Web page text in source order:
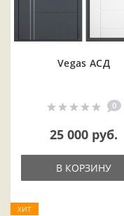
Vegas АСД
0
25 000 руб.
В КОРЗИНУ
ХИТ